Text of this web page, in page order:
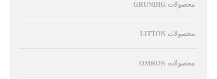
محصولات GRUNDIG
محصولات LITTON
محصولات OMRON